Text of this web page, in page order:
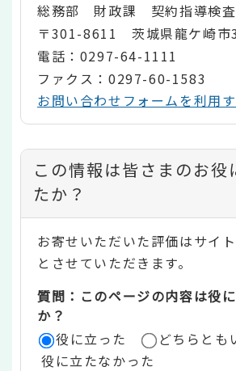
総務部 財政課 契約指導検査
〒301-8611 茨城県龍ケ崎市
電話：0297-64-1111
ファクス：0297-60-1583
お問い合わせフォームを利用
コ
ン
テ
ン
ツ
評
価
この情報は皆さまのお役
たか？
お寄せいただいた評価はサイ
とさせていただきます。
質問：このページの内容は役
か？
役に立った
どちらとも
役に立たなかった